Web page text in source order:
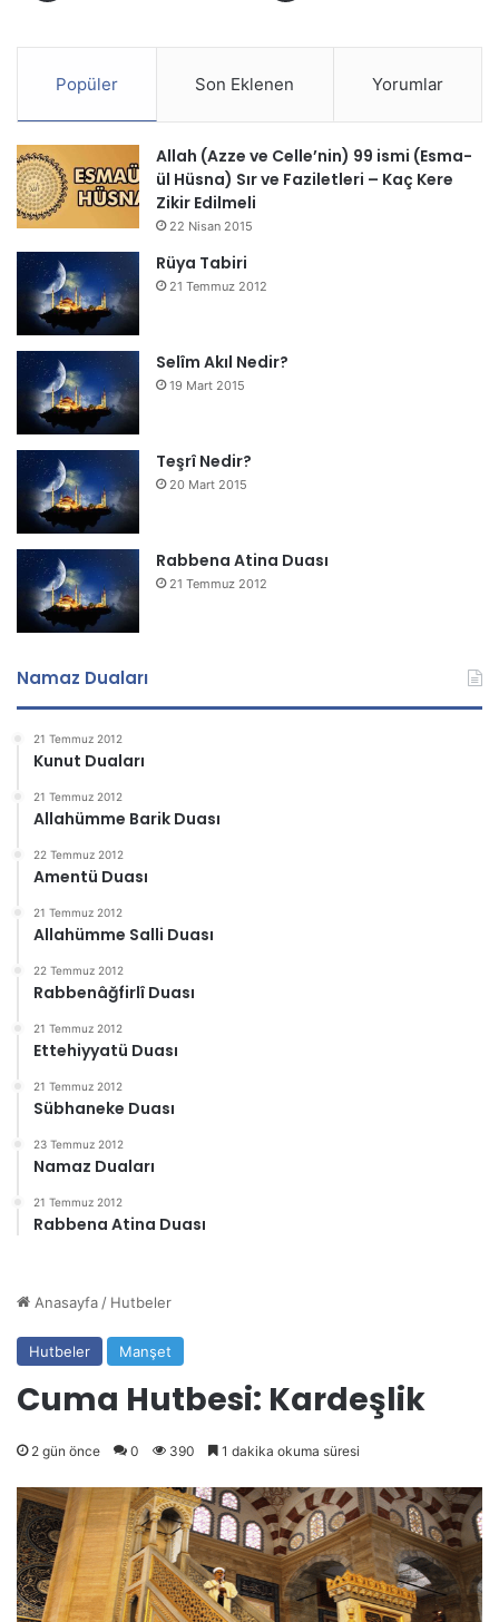
Popüler Son Eklenen Yorumlar
Allah (Azze ve Celle’nin) 99 ismi (Esma-
ül Hüsna) Sır ve Faziletleri – Kaç Kere
Zikir Edilmeli
22 Nisan 2015
Rüya Tabiri
21 Temmuz 2012
Selîm Akıl Nedir?
19 Mart 2015
Teşrî Nedir?
20 Mart 2015
Rabbena Atina Duası
21 Temmuz 2012
Namaz Duaları
21 Temmuz 2012
Kunut Duaları
21 Temmuz 2012
Allahümme Barik Duası
22 Temmuz 2012
Amentü Duası
21 Temmuz 2012
Allahümme Salli Duası
22 Temmuz 2012
Rabbenâğfirlî Duası
21 Temmuz 2012
Ettehiyyatü Duası
21 Temmuz 2012
Sübhaneke Duası
23 Temmuz 2012
Namaz Duaları
21 Temmuz 2012
Rabbena Atina Duası